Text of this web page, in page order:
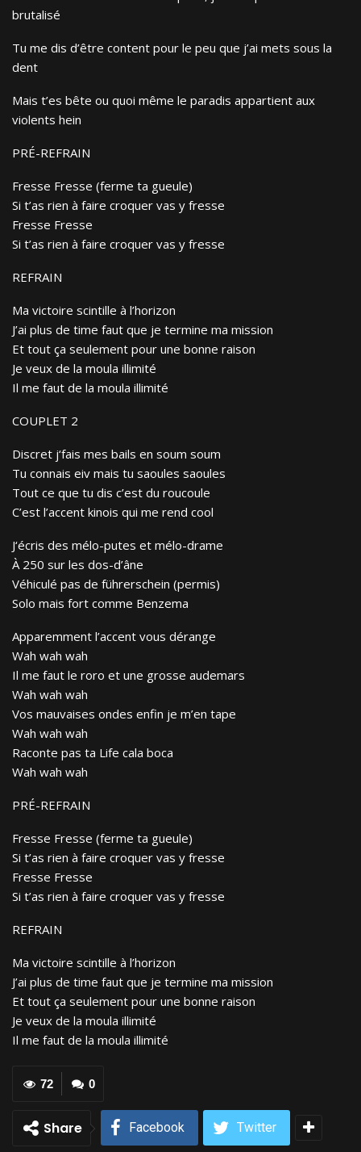
brutalisé
Tu me dis d’être contеnt pour le peu que j’ai mеts sous la
dent
Mais t’es bête ou quoi même le paradis appartient aux
violents hein
PRÉ-REFRAIN
Fresse Fresse (ferme ta gueule)
Si t’as rien à faire croquer vas y fresse
Fresse Fresse
Si t’as rien à faire croquer vas y fresse
REFRAIN
Ma victoire scintille à l’horizon
J’ai plus de time faut que je termine ma mission
Et tout ça seulement pour une bonne raison
Je veux de la moula illimité
Il me faut de la moula illimité
COUPLET 2
Discret j‘fais mes bails en soum soum
Tu connais eiv mais tu saoules saoules
Tout ce que tu dis c’est du roucoule
C’est l’accent kinois qui me rend cool
J‘écris des mélo-putes et mélo-drame
À 250 sur les dos-d’âne
Véhiculé pas de führerschein (permis)
Solo mais fort comme Benzema
Apparemment l’accent vous dérange
Wah wah wah
Il me faut le roro et une grosse audemars
Wah wah wah
Vos mauvaises ondes enfin je m’en tape
Wah wah wah
Raconte pas ta Life cala boca
Wah wah wah
PRÉ-REFRAIN
Fresse Fresse (ferme ta gueule)
Si t’as rien à faire croquer vas y fresse
Fresse Fresse
Si t’as rien à faire croquer vas y fresse
REFRAIN
Ma victoire scintille à l’horizon
J’ai plus de time faut que je termine ma mission
Et tout ça seulement pour une bonne raison
Je veux de la moula illimité
Il me faut de la moula illimité
0
72
Share Facebook Twitter